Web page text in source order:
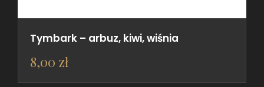
Tymbark – arbuz, kiwi, wiśnia
8,00 zł